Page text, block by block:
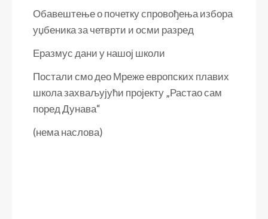
Обавештење о почетку спровођења избора
уџбеника за четврти и осми разред
Еразмус дани у нашој школи
Постали смо део Мреже европских плавих
школа захваљујући пројекту „Растао сам
поред Дунава“
(нема наслова)